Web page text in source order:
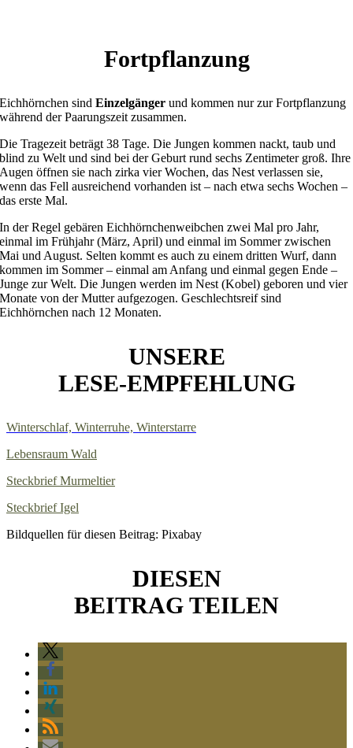
Fortpflanzung
Eichhörnchen sindEinzelgänger und kommen nur zur Fortpflanzung
während der Paarungszeit zusammen.
Die Tragezeit beträgt 38 Tage. Die Jungen kommen nackt, taub und
blind zu Welt und sind bei der Geburt rund sechs Zentimeter groß. Ihre
Augen öffnen sie nach zirka vier Wochen, das Nest verlassen sie,
wenn das Fell ausreichend vorhanden ist – nach etwa sechs Wochen –
das erste Mal.
In der Regel gebären Eichhörnchenweibchen zwei Mal pro Jahr,
einmal im Frühjahr (März, April) und einmal im Sommer zwischen
Mai und August. Selten kommt es auch zu einem dritten Wurf, dann
kommen im Sommer – einmal am Anfang und einmal gegen Ende –
Junge zur Welt. Die Jungen werden im Nest (Kobel) geboren und vier
Monate von der Mutter aufgezogen. Geschlechtsreif sind
Eichhörnchen nach 12 Monaten.
UNSERE
LESE-EMPFEHLUNG
Winterschlaf, Winterruhe, Winterstarre
Lebensraum Wald
Steckbrief Murmeltier
Steckbrief Igel
Bildquellen für diesen Beitrag: Pixabay
DIESEN
BEITRAG TEILEN